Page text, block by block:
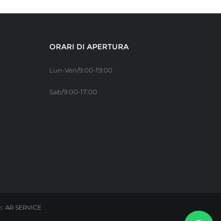
ORARI DI APERTURA
Lun-Ven/9:00-19:00
Sab/9:00-17:00
AR SERVICE